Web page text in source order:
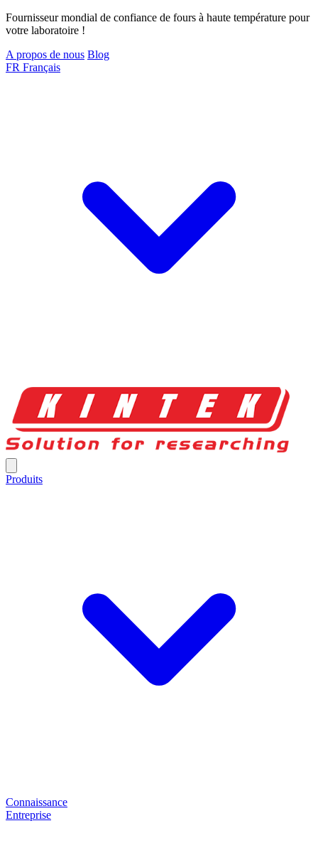
Fournisseur mondial de confiance de fours à haute température pour
votre laboratoire !
A propos de nous Blog
FR Français
Produits
Connaissance
Entreprise